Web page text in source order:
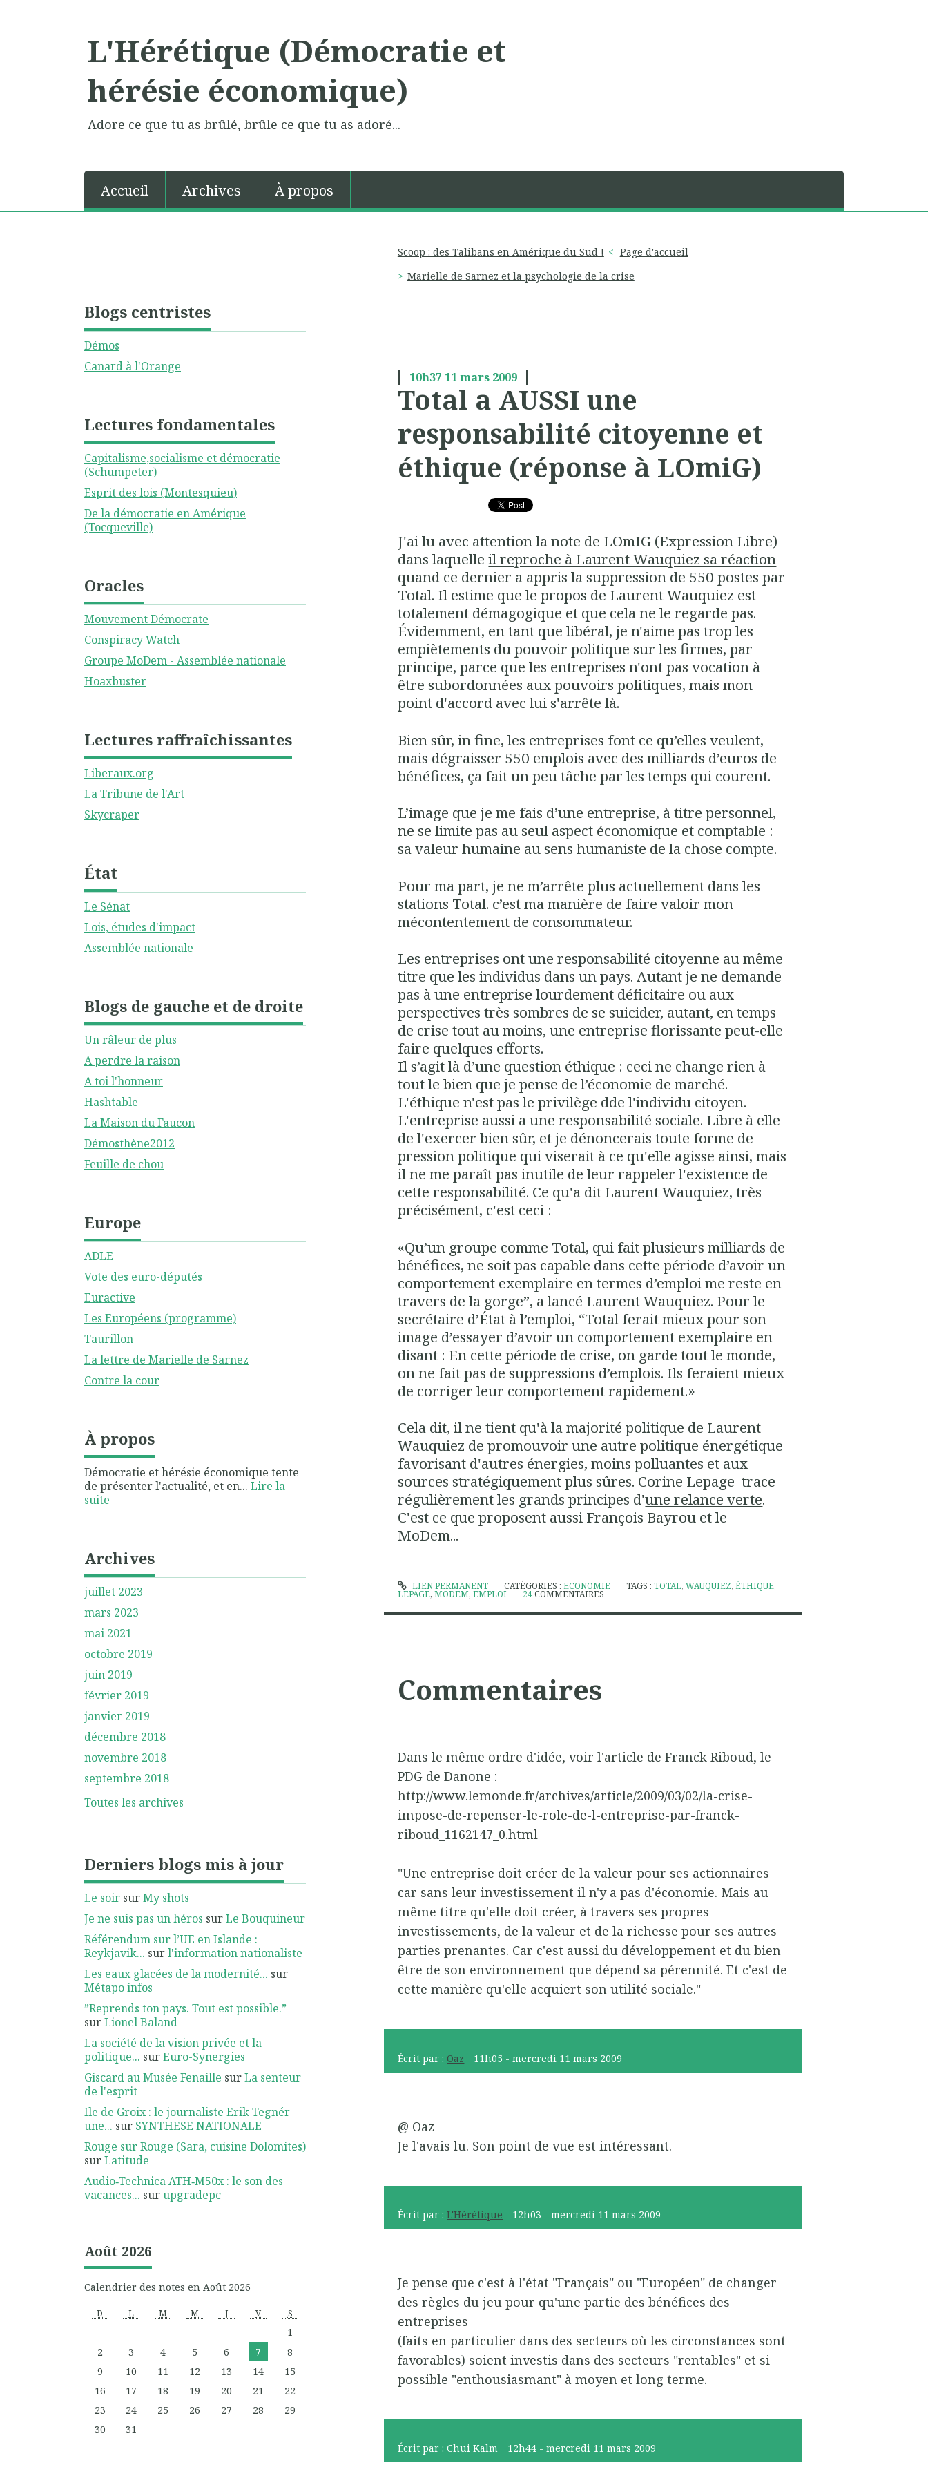
L'Hérétique (Démocratie et
hérésie économique)
Adore ce que tu as brûlé, brûle ce que tu as adoré...
Accueil Archives À propos
Blogs centristes
Démos
Canard à l'Orange
Lectures fondamentales
Capitalisme,socialisme et démocratie
(Schumpeter)
Esprit des lois (Montesquieu)
De la démocratie en Amérique
(Tocqueville)
Oracles
Mouvement Démocrate
Conspiracy Watch
Groupe MoDem - Assemblée nationale
Hoaxbuster
Lectures raffraîchissantes
Liberaux.org
La Tribune de l'Art
Skycraper
État
Le Sénat
Lois, études d'impact
Assemblée nationale
Blogs de gauche et de droite
Un râleur de plus
A perdre la raison
A toi l'honneur
Hashtable
La Maison du Faucon
Démosthène2012
Feuille de chou
Europe
ADLE
Vote des euro-députés
Euractive
Les Européens (programme)
Taurillon
La lettre de Marielle de Sarnez
Contre la cour
À propos
Démocratie et hérésie économique tente
de présenter l'actualité, et en... Lire la
suite
Archives
juillet 2023
mars 2023
mai 2021
octobre 2019
juin 2019
février 2019
janvier 2019
décembre 2018
novembre 2018
septembre 2018
Toutes les archives
Derniers blogs mis à jour
Le soir surMy shots
Je ne suis pas un héros surLe Bouquineur
Référendum sur l’UE en Islande :
Reykjavik... surl'information nationaliste
Les eaux glacées de la modernité... sur
Métapo infos
”Reprends ton pays. Tout est possible.”
surLionel Baland
La société de la vision privée et la
politique... surEuro-Synergies
Giscard au Musée Fenaille surLa senteur
de l'esprit
Ile de Groix : le journaliste Erik Tegnér
une... sur SYNTHESE NATIONALE
Rouge sur Rouge (Sara, cuisine Dolomites)
surLatitude
Audio‑Technica ATH‑M50x : le son des
vacances... surupgradepc
Août 2026
Calendrier des notes en Août 2026
D L M M J V S
1
2
3 4 5 6 7
8
9
10 11 12 13 14
15
16
17 18 19 20 21
22
23
24 25 26 27 28
29
30
31
Scoop : des Talibans en Amérique du Sud !
Page d'accueil
Marielle de Sarnez et la psychologie de la crise
10h37 11mars 2009
Total a AUSSI une
responsabilité citoyenne et
éthique (réponse à LOmiG)
J'ai lu avec attention la note de LOmIG (Expression Libre)
dans laquelleil reproche à Laurent Wauquiez sa réaction
quand ce dernier a appris la suppression de 550 postes par
Total. Il estime que le propos de Laurent Wauquiez est
totalement démagogique et que cela ne le regarde pas.
Évidemment, en tant que libéral, je n'aime pas trop les
empiètements du pouvoir politique sur les firmes, par
principe, parce que les entreprises n'ont pas vocation à
être subordonnées aux pouvoirs politiques, mais mon
point d'accord avec lui s'arrête là.
Bien sûr, in fine, les entreprises font ce qu’elles veulent,
mais dégraisser 550 emplois avec des milliards d’euros de
bénéfices, ça fait un peu tâche par les temps qui courent.
L’image que je me fais d’une entreprise, à titre personnel,
ne se limite pas au seul aspect économique et comptable :
sa valeur humaine au sens humaniste de la chose compte.
Pour ma part, je ne m’arrête plus actuellement dans les
stations Total. c’est ma manière de faire valoir mon
mécontentement de consommateur.
Les entreprises ont une responsabilité citoyenne au même
titre que les individus dans un pays. Autant je ne demande
pas à une entreprise lourdement déficitaire ou aux
perspectives très sombres de se suicider, autant, en temps
de crise tout au moins, une entreprise florissante peut-elle
faire quelques efforts.
Il s’agit là d’une question éthique : ceci ne change rien à
tout le bien que je pense de l’économie de marché.
L'éthique n'est pas le privilège dde l'individu citoyen.
L'entreprise aussi a une responsabilité sociale. Libre à elle
de l'exercer bien sûr, et je dénoncerais toute forme de
pression politique qui viserait à ce qu'elle agisse ainsi, mais
il ne me paraît pas inutile de leur rappeler l'existence de
cette responsabilité. Ce qu'a dit Laurent Wauquiez, très
précisément, c'est ceci :
«Qu’un groupe comme Total, qui fait plusieurs milliards de
bénéfices, ne soit pas capable dans cette période d’avoir un
comportement exemplaire en termes d’emploi me reste en
travers de la gorge”, a lancé Laurent Wauquiez. Pour le
secrétaire d’État à l’emploi, “Total ferait mieux pour son
image d’essayer d’avoir un comportement exemplaire en
disant : En cette période de crise, on garde tout le monde,
on ne fait pas de suppressions d’emplois. Ils feraient mieux
de corriger leur comportement rapidement.»
Cela dit, il ne tient qu'à la majorité politique de Laurent
Wauquiez de promouvoir une autre politique énergétique
favorisant d'autres énergies, moins polluantes et aux
sources stratégiquement plus sûres. Corine Lepage trace
régulièrement les grands principes d'une relance verte.
C'est ce que proposent aussi François Bayrou et le
MoDem...
LIEN PERMANENT CATÉGORIES : ECONOMIE TAGS : TOTAL, WAUQUIEZ, ÉTHIQUE,
LEPAGE,MODEM,EMPLOI 24 COMMENTAIRES
Commentaires
Dans le même ordre d'idée, voir l'article de Franck Riboud, le
PDG de Danone :
http://www.lemonde.fr/archives/article/2009/03/02/la-crise-
impose-de-repenser-le-role-de-l-entreprise-par-franck-
riboud_1162147_0.html
"Une entreprise doit créer de la valeur pour ses actionnaires
car sans leur investissement il n'y a pas d'économie. Mais au
même titre qu'elle doit créer, à travers ses propres
investissements, de la valeur et de la richesse pour ses autres
parties prenantes. Car c'est aussi du développement et du bien-
être de son environnement que dépend sa pérennité. Et c'est de
cette manière qu'elle acquiert son utilité sociale."
Écrit par : Oaz 11h05 -mercredi 11 mars 2009
@ Oaz
Je l'avais lu. Son point de vue est intéressant.
Écrit par :L'Hérétique 12h03 -mercredi 11 mars 2009
Je pense que c'est à l'état "Français" ou "Européen" de changer
des règles du jeu pour qu'une partie des bénéfices des
entreprises
(faits en particulier dans des secteurs où les circonstances sont
favorables) soient investis dans des secteurs "rentables" et si
possible "enthousiasmant" à moyen et long terme.
Écrit par :Chui Kalm 12h44 -mercredi 11 mars 2009